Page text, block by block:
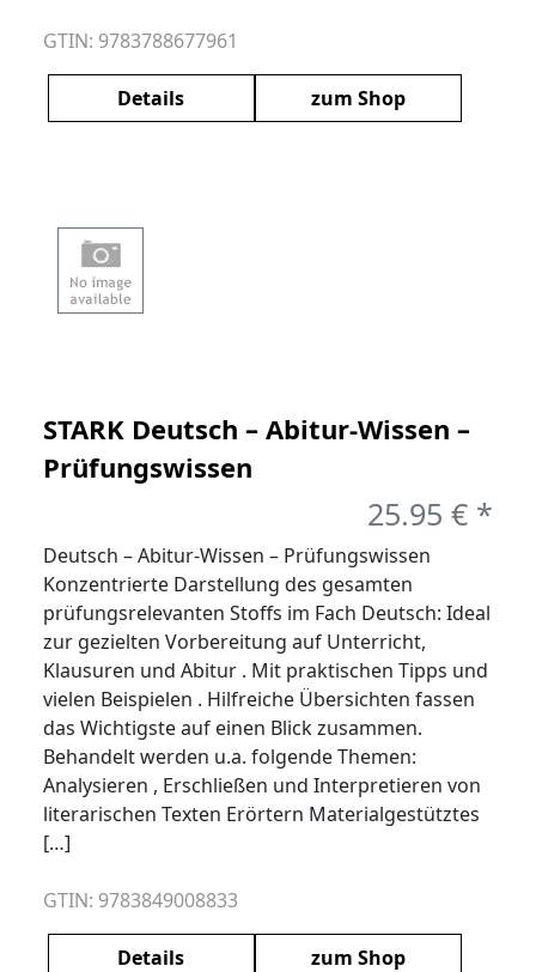
GTIN: 9783788677961
Details zum Shop
STARK Deutsch – Abitur-Wissen –
Prüfungswissen
25.95 € *
Deutsch – Abitur-Wissen – Prüfungswissen
Konzentrierte Darstellung des gesamten
prüfungsrelevanten Stoffs im Fach Deutsch: Ideal
zur gezielten Vorbereitung auf Unterricht,
Klausuren und Abitur . Mit praktischen Tipps und
vielen Beispielen . Hilfreiche Übersichten fassen
das Wichtigste auf einen Blick zusammen.
Behandelt werden u.a. folgende Themen:
Analysieren , Erschließen und Interpretieren von
literarischen Texten Erörtern Materialgestütztes
[…]
GTIN: 9783849008833
Details zum Shop